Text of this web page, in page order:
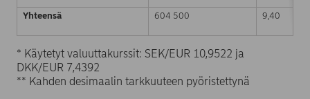
Yhteensä 604 500 9,40
* Käytetyt valuuttakurssit: SEK/EUR 10,9522 ja
DKK/EUR 7,4392
** Kahden desimaalin tarkkuuteen pyöristettynä